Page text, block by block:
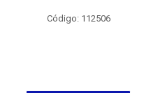
Código: 112506